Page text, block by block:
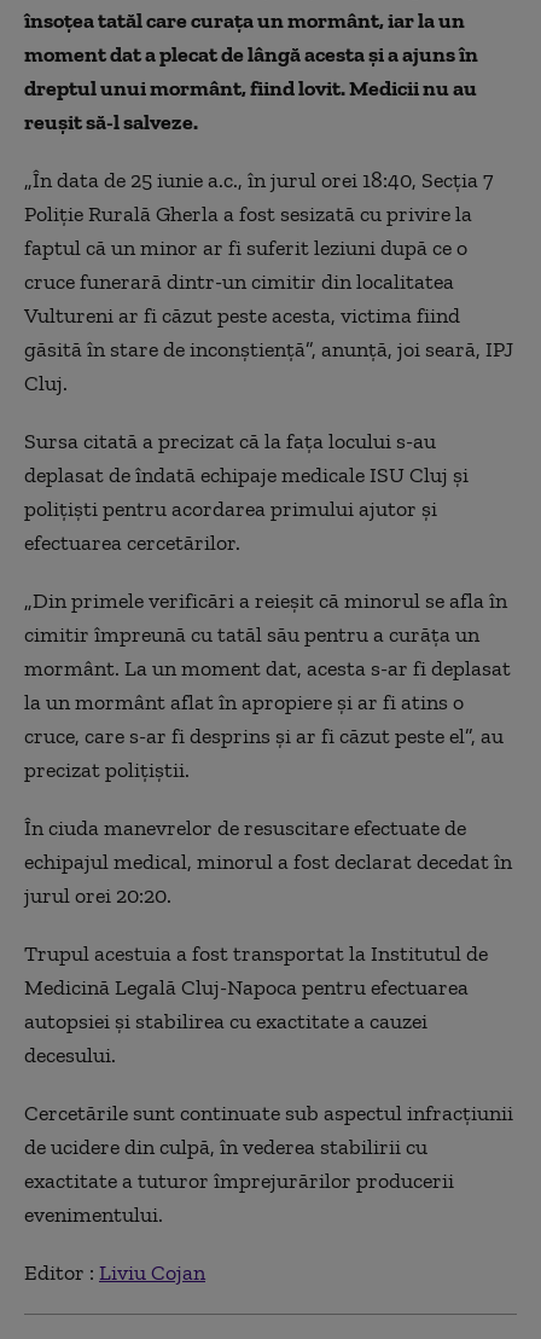
însoţea tatăl care curaţa un mormânt, iar la un
moment dat a plecat de lângă acesta şi a ajuns în
dreptul unui mormânt, fiind lovit. Medicii nu au
reuşit să-l salveze.
„În data de 25 iunie a.c., în jurul orei 18:40, Secţia 7
Poliţie Rurală Gherla a fost sesizată cu privire la
faptul că un minor ar fi suferit leziuni după ce o
cruce funerară dintr-un cimitir din localitatea
Vultureni ar fi căzut peste acesta, victima fiind
găsită în stare de inconştienţă”, anunţă, joi seară, IPJ
Cluj.
Sursa citată a precizat că la faţa locului s-au
deplasat de îndată echipaje medicale ISU Cluj şi
poliţişti pentru acordarea primului ajutor şi
efectuarea cercetărilor.
„Din primele verificări a reieşit că minorul se afla în
cimitir împreună cu tatăl său pentru a curăţa un
mormânt. La un moment dat, acesta s-ar fi deplasat
la un mormânt aflat în apropiere şi ar fi atins o
cruce, care s-ar fi desprins şi ar fi căzut peste el”, au
precizat poliţiştii.
În ciuda manevrelor de resuscitare efectuate de
echipajul medical, minorul a fost declarat decedat în
jurul orei 20:20.
Trupul acestuia a fost transportat la Institutul de
Medicină Legală Cluj-Napoca pentru efectuarea
autopsiei şi stabilirea cu exactitate a cauzei
decesului.
Cercetările sunt continuate sub aspectul infracţiunii
de ucidere din culpă, în vederea stabilirii cu
exactitate a tuturor împrejurărilor producerii
evenimentului.
Editor : Liviu Cojan